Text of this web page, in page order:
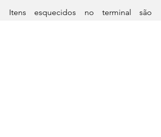
Itens esquecidos no terminal são